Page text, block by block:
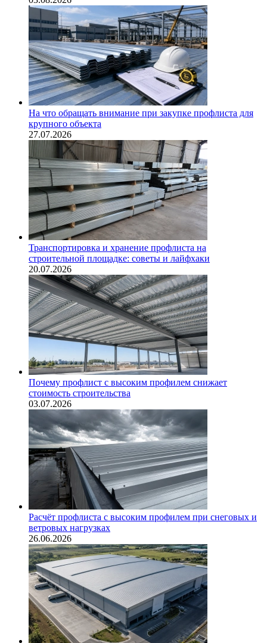
На что обращать внимание при закупке профлиста для
крупного объекта
27.07.2026
Транспортировка и хранение профлиста на
строительной площадке: советы и лайфхаки
20.07.2026
Почему профлист с высоким профилем снижает
стоимость строительства
03.07.2026
Расчёт профлиста с высоким профилем при снеговых и
ветровых нагрузках
26.06.2026